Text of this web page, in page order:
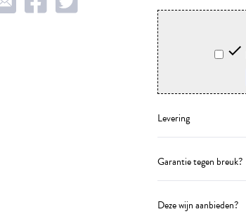

Levering
Garantie tegen breuk?
Deze wijn aanbieden?